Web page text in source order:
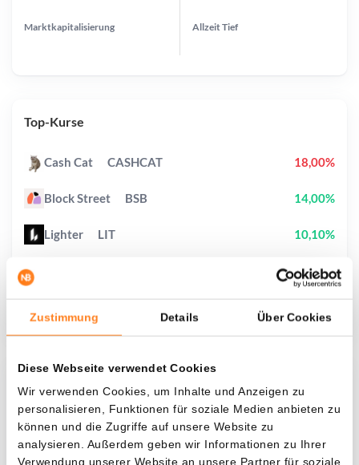
Zustimmung Details Über Cookies
Diese Webseite verwendet Cookies
Wir verwenden Cookies, um Inhalte und Anzeigen zu
personalisieren, Funktionen für soziale Medien anbieten zu
können und die Zugriffe auf unsere Website zu
analysieren. Außerdem geben wir Informationen zu Ihrer
Verwendung unserer Website an unsere Partner für soziale
Was, wenn ich...?
Zie hoeveel waarde je vandaag zou hebben als
je dollar-cost averaging had toegepast op
Marktkapitalisierung AllzeitTief
Top-Kurse
Cash Cat CASHCAT 18,00%
Block Street BSB 14,00%
Lighter LIT 10,10%
2,60%